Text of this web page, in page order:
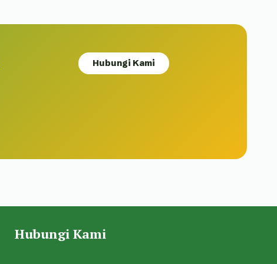
Hubungi Kami
Hubungi Kami